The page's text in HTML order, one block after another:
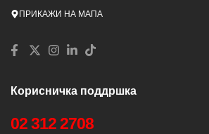
ПРИКАЖИ НА МАПА
Корисничка поддршка
02 312 2708